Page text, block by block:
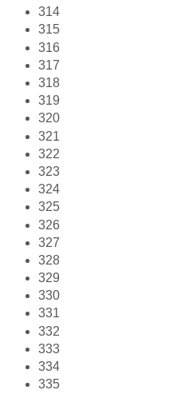
314
315
316
317
318
319
320
321
322
323
324
325
326
327
328
329
330
331
332
333
334
335